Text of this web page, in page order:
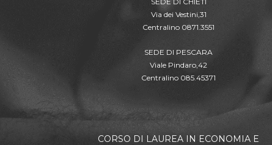
Via dei Vestini,31
Centralino 0871.3551
SEDE DI PESCARA
Viale Pindaro,42
Centralino 085.45371
CORSO DI LAUREA IN ECONOMIA E